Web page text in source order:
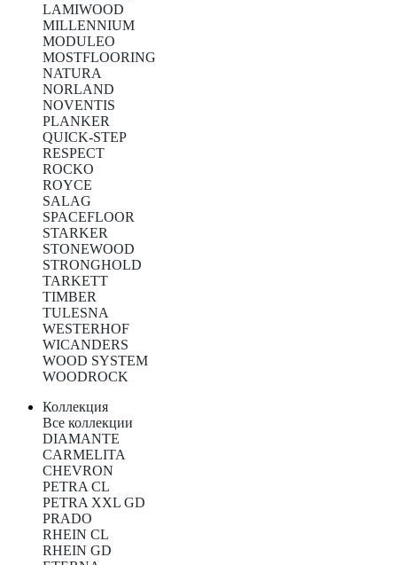
LAMIWOOD
MILLENNIUM
MODULEO
MOSTFLOORING
NATURA
NORLAND
NOVENTIS
PLANKER
QUICK-STEP
RESPECT
ROCKO
ROYCE
SALAG
SPACEFLOOR
STARKER
STONEWOOD
STRONGHOLD
TARKETT
TIMBER
TULESNA
WESTERHOF
WICANDERS
WOOD SYSTEM
WOODROCK
Коллекция
Все коллекции
DIAMANTE
CARMELITA
CHEVRON
PETRA CL
PETRA XXL GD
PRADO
RHEIN CL
RHEIN GD